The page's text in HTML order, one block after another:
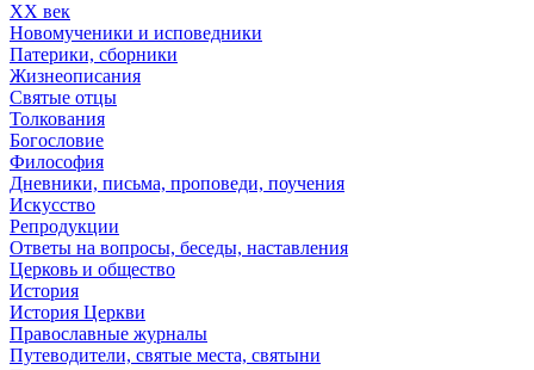
XX век
Новомученики и исповедники
Патерики, сборники
Жизнеописания
Святые отцы
Толкования
Богословие
Философия
Дневники, письма, проповеди, поучения
Искусство
Репродукции
Ответы на вопросы, беседы, наставления
Церковь и общество
История
История Церкви
Православные журналы
Путеводители, святые места, святыни